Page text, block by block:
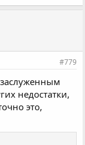
#779
недостатки,
это,